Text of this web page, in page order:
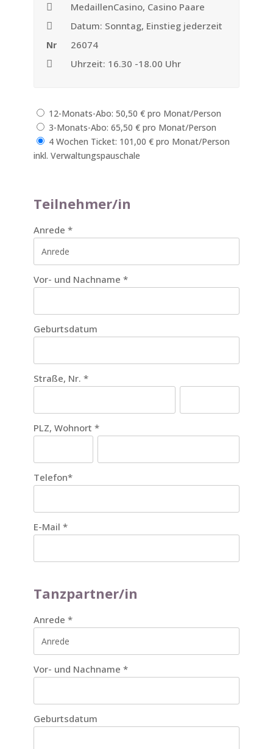
MedaillenCasino, Casino Paare
Datum: Sonntag, Einstieg jederzeit
Nr
26074
Uhrzeit: 16.30 -18.00 Uhr
12-Monats-Abo: 50,50 € pro Monat/Person
3-Monats-Abo: 65,50 € pro Monat/Person
4 Wochen Ticket: 101,00 € pro Monat/Person
inkl. Verwaltungspauschale
Teilnehmer/in
Anrede *
Vor- und Nachname *
Geburtsdatum
Straße, Nr. *
PLZ, Wohnort *
Telefon*
E-Mail *
Tanzpartner/in
Anrede *
Vor- und Nachname *
Geburtsdatum